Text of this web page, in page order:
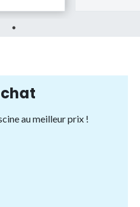
au meilleur prix !